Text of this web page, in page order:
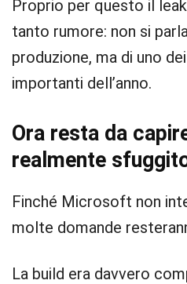
Proprio per questo il
tanto rumore: non si
produzione, ma di uno
importanti dell’anno.
Ora resta da
realmente
Finché Microsoft non
molte domande
La build era davvero